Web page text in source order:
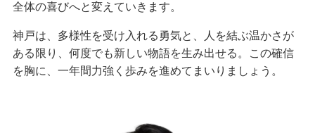
全体の喜びへと変えていきます。
神戸は、多様性を受け入れる勇気と、人を結ぶ温かさが
ある限り、何度でも新しい物語を生み出せる。この確信
を胸に、一年間力強く歩みを進めてまいりましょう。